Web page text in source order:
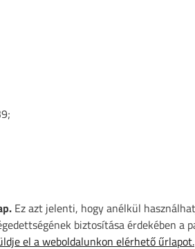
Ez azt jelenti, hogy anélkül
biztosítása érdekében a
el a weboldalunkon elérhető űrlapot.